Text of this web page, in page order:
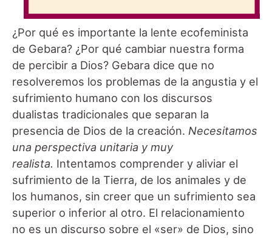
¿Por qué es importante la lente ecofeminista
de Gebara? ¿Por qué cambiar nuestra forma
de percibir a Dios? Gebara dice que no
resolveremos los problemas de la angustia y el
sufrimiento humano con los discursos
dualistas tradicionales que separan la
presencia de Dios de la creación. Necesitamos
una perspectiva unitaria y muy
realista. Intentamos comprender y aliviar el
sufrimiento de la Tierra, de los animales y de
los humanos, sin creer que un sufrimiento sea
superior o inferior al otro. El relacionamiento
no es un discurso sobre el «ser» de Dios, sino